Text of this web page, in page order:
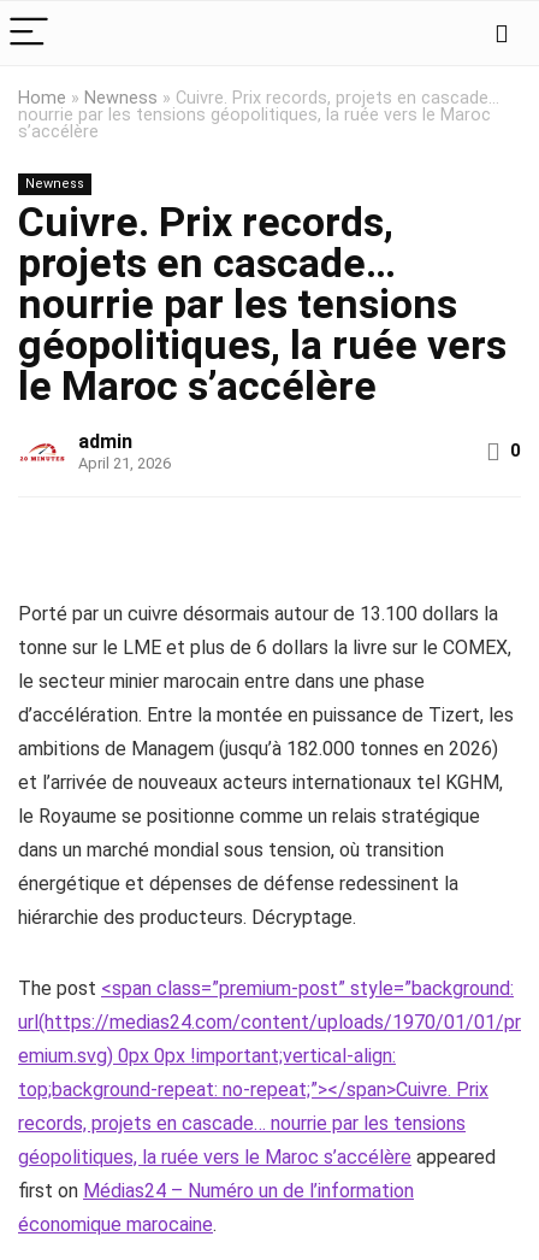
Home » Newness » Cuivre. Prix records, projets en cascade…
nourrie par les tensions géopolitiques, la ruée vers le Maroc
s’accélère
Newness
Cuivre. Prix records,
projets en cascade…
nourrie par les tensions
géopolitiques, la ruée vers
le Maroc s’accélère
admin
April 21, 2026
0
Porté par un cuivre désormais autour de 13.100 dollars la
tonne sur le LME et plus de 6 dollars la livre sur le COMEX,
le secteur minier marocain entre dans une phase
d’accélération. Entre la montée en puissance de Tizert, les
ambitions de Managem (jusqu’à 182.000 tonnes en 2026)
et l’arrivée de nouveaux acteurs internationaux tel KGHM,
le Royaume se positionne comme un relais stratégique
dans un marché mondial sous tension, où transition
énergétique et dépenses de défense redessinent la
hiérarchie des producteurs. Décryptage.
The post <span class=”premium-post” style=”background:
url(https://medias24.com/content/uploads/1970/01/01/pr
emium.svg) 0px 0px !important;vertical-align:
top;background-repeat: no-repeat;”></span>Cuivre. Prix
records, projets en cascade… nourrie par les tensions
géopolitiques, la ruée vers le Maroc s’accélère appeared
first on Médias24 – Numéro un de l’information
économique marocaine.